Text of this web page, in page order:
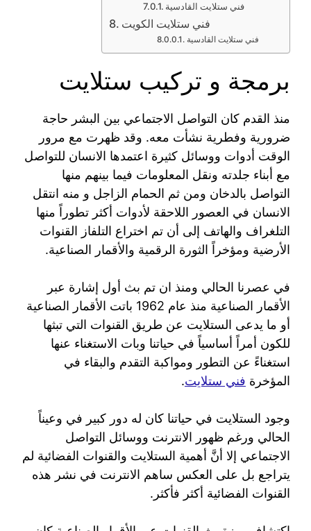
فني ستلايت القادسية
فني ستلايت الكويت
فني ستلايت القادسية
برمجة و تركيب ستلايت
منذ القدم كان التواصل الاجتماعي بين البشر حاجة
ضرورية وفطرية نشأت معه. وقد ظهرت مع مرور
الوقت أدوات ووسائل كثيرة اعتمدها الانسان للتواصل
مع أبناء جلدته ونقل المعلومات فيما بينهم منها
التواصل بالدخان ومن ثم الحمام الزاجل و منه انتقل
الانسان في العصور اللاحقة لأدوات أكثر تطوراً منها
التلغراف والهاتف إلى أن تم اختراع التلفاز القنوات
الأرضية ومؤخراً الثورة الرقمية والأقمار الصناعية.
في عصرنا الحالي ومنذ ان تم بث أول إشارة عبر
الأقمار الصناعية منذ عام 1962 باتت الأقمار الصناعية
أو ما يدعى الستلايت عن طريق القنوات التي تبثها
للكون أمراً أساسياً في حياتنا وبات الاستغناء عنها
استغناءً عن التطور ومواكبة التقدم والبقاء في
المؤخرة فني ستلايت.
وجود الستلايت في حياتنا كان له دور كبير في وعيناً
الحالي ورغم ظهور الانترنت ووسائل التواصل
الاجتماعي إلا أنَّ أهمية الستلايت والقنوات الفضائية لم
يتراجع بل على العكس ساهم الانترنت في نشر هذه
القنوات الفضائية أكثر فأكثر.